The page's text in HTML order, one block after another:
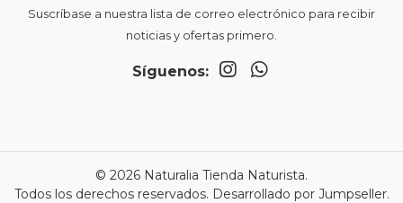
Suscríbase a nuestra lista de correo electrónico para recibir
noticias y ofertas primero.
Síguenos:
© 2026 Naturalia Tienda Naturista.
Todos los derechos reservados. Desarrollado por Jumpseller.